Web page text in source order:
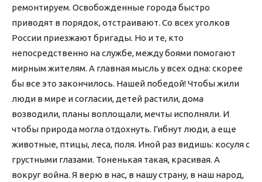
ремонтируем. Освобожденные города быстро
приводят в порядок, отстраивают. Со всех уголков
России приезжают бригады. Но и те, кто
непосредственно на службе, между боями помогают
мирным жителям. А главная мысль у всех одна: скорее
бы все это закончилось. Нашей победой! Чтобы жили
люди в мире и согласии, детей растили, дома
возводили, планы воплощали, мечты исполняли. И
чтобы природа могла отдохнуть. Гибнут люди, а еще
животные, птицы, леса, поля. Иной раз видишь: косуля с
грустными глазами. Тоненькая такая, красивая. А
вокруг война. Я верю в нас, в нашу страну, в наш народ,